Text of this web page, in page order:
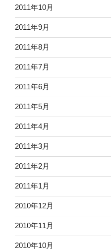
2011年10月
2011年9月
2011年8月
2011年7月
2011年6月
2011年5月
2011年4月
2011年3月
2011年2月
2011年1月
2010年12月
2010年11月
2010年10月